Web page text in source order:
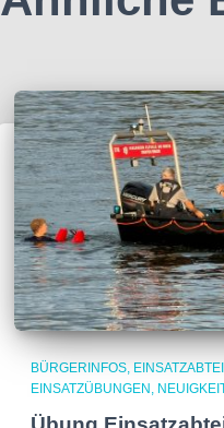
BÜRGERINFOS
EINSATZÜBUNGEN